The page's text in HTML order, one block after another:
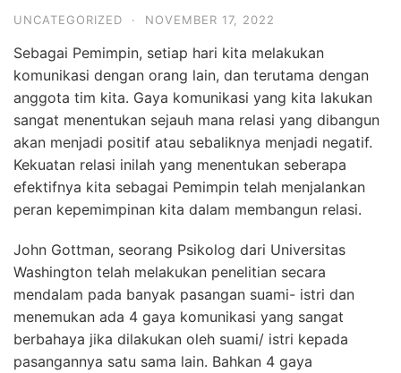
UNCATEGORIZED · NOVEMBER 17, 2022
Sebagai Pemimpin, setiap hari kita melakukan
komunikasi dengan orang lain, dan terutama dengan
anggota tim kita. Gaya komunikasi yang kita lakukan
sangat menentukan sejauh mana relasi yang dibangun
akan menjadi positif atau sebaliknya menjadi negatif.
Kekuatan relasi inilah yang menentukan seberapa
efektifnya kita sebagai Pemimpin telah menjalankan
peran kepemimpinan kita dalam membangun relasi.
John Gottman, seorang Psikolog dari Universitas
Washington telah melakukan penelitian secara
mendalam pada banyak pasangan suami- istri dan
menemukan ada 4 gaya komunikasi yang sangat
berbahaya jika dilakukan oleh suami/ istri kepada
pasangannya satu sama lain. Bahkan 4 gaya